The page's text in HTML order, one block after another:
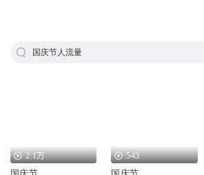
国庆节人流量
2.1万 543